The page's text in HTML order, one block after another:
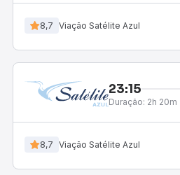
8,7 Viação Satélite Azul
23:15
Duração: 2h 20m
8,7 Viação Satélite Azul